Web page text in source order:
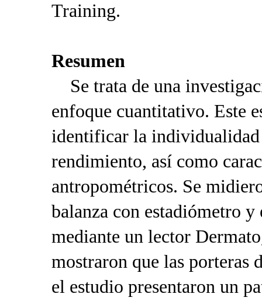
Training.
Resumen
Se trata de una
enfoque cuantitativo. Este
identificar la individualidad
rendimiento, así como
antropométricos. Se
balanza con estadiómetro
mediante un lector
mostraron que las porteras
el estudio presentaron un